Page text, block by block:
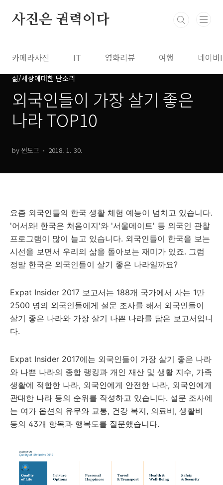
사진은 권력이다
카메라사진 IT 영화리뷰 여행 네이
삶/세상에대한 단소리
외국인들이 가장 살기 좋은
나라 TOP10
by 썬도그 2018. 1. 30.
요즘 외국인들의 한국 생활 체험 예능이 넘치고 있습니다.
'어서와! 한국은 처음이지'와 '서울메이트' 등 외국인 관찰
프로그램이 많이 늘고 있습니다. 외국인들이 한국을 보는
시선을 보면서 우리의 삶을 돌아보는 재미가 있죠. 그럼
정말 한국은 외국인들이 살기 좋은 나라일까요?
Expat Insider 2017 보고서는 188개 국가에서 사는 1만
2500 명의 외국인들에게 설문 조사를 해서 외국인들이
살기 좋은 나라와 가장 살기 나쁜 나라를 담은 보고서입니
다.
Expat Insider 2017에는 외국인들이 가장 살기 좋은 나라
와 나쁜 나라의 종합 랭킹과 개인 재산 및 생활 지수, 가족
생활에 적합한 나라, 외국인에게 안전한 나라, 외국인에게
관대한 나라 등의 순위를 작성하고 있습니다. 설문 조사에
는 여가 옵션의 유무와 교통, 건강 복지, 의료비, 생활비
등의 43개 항목과 행복도를 질문했습니다.